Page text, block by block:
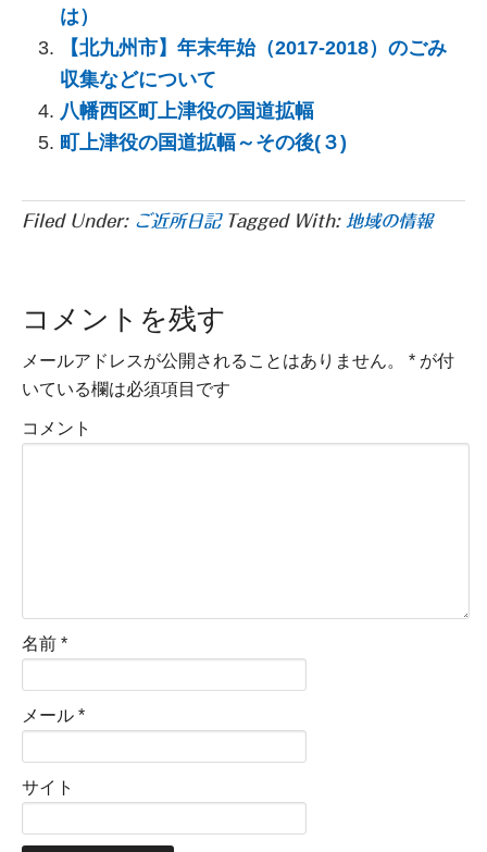
は）
【北九州市】年末年始（2017-2018）のごみ
収集などについて
八幡西区町上津役の国道拡幅
町上津役の国道拡幅～その後(３)
Filed Under: ご近所日記 Tagged With: 地域の情報
コメントを残す
メールアドレスが公開されることはありません。 * が付
いている欄は必須項目です
コメント
名前 *
メール *
サイト